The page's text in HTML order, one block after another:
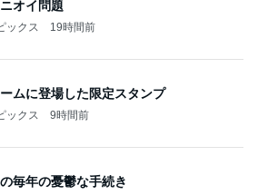
オイ問題
ックス 19時間前
ムに登場した限定スタンプ
ックス 9時間前
毎年の憂鬱な手続き